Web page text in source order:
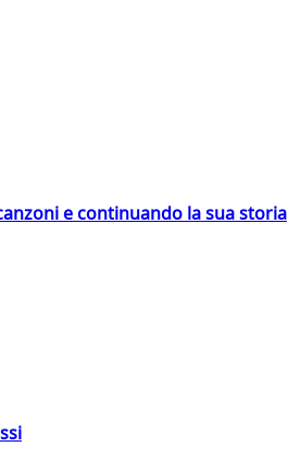
e continuando la sua storia